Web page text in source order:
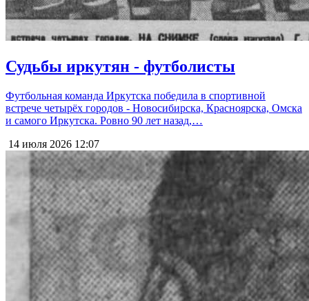
Судьбы иркутян - футболисты
Футбольная команда Иркутска победила в спортивной
встрече четырёх городов - Новосибирска, Красноярска, Омска
и самого Иркутска. Ровно 90 лет назад,…
14 июля 2026 12:07